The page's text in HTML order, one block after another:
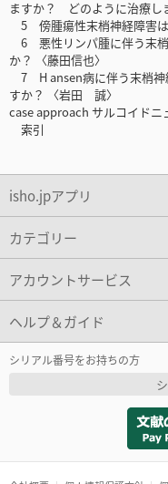
ますか？ どのように治療し
5 傍腫瘍性末梢神経障害は
6 悪性リンパ腫に伴う末梢
か？ 〈藤田信也〉
7 H ansen病に伴う末梢神
すか？ 〈岩田 誠〉
case approach サルコイド
索引
isho.jpアプリ
カテゴリー
アカウントサービス
ヘルプ＆ガイド
シリアル番号をお持ちの方